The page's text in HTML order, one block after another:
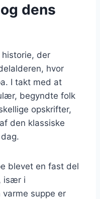
dens
historie, der
hvor
I takt med at
begyndte folk
opskrifter,
den klassiske
blevet en fast del
især i
suppe er